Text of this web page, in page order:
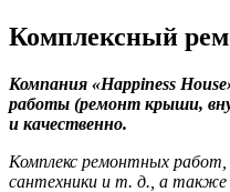
Комплексный
Компания «Happiness
работы (ремонт крыши,
и качественно.
Комплекс ремонтных работ,
сантехники и т. д., а также